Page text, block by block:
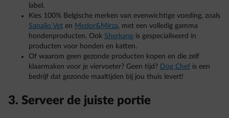
label.
Kies 100% Belgische merken van evenwichtige voeding, zoals
Sanalio Vet en Medor&Mirza, met een volledig gamma
hondenproducten. Ook Sherkane is gespecialiseerd in
producten voor honden en katten.
Of waarom geen gezonde producten kopen en die zelf
klaarmaken voor je viervoeter? Geen tijd? Dog Chef is een
bedrijf dat gezonde maaltijden bij jou thuis levert!
3. Serveer de juiste portie